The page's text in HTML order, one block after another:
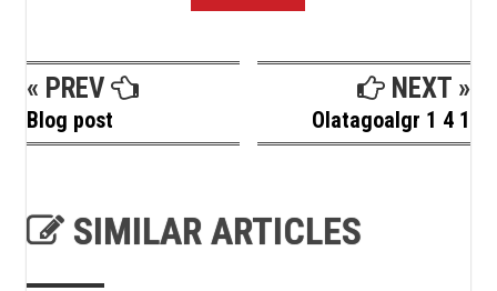
« PREV
Blog post
NEXT »
Olatagoalgr 1 4 1
SIMILAR ARTICLES